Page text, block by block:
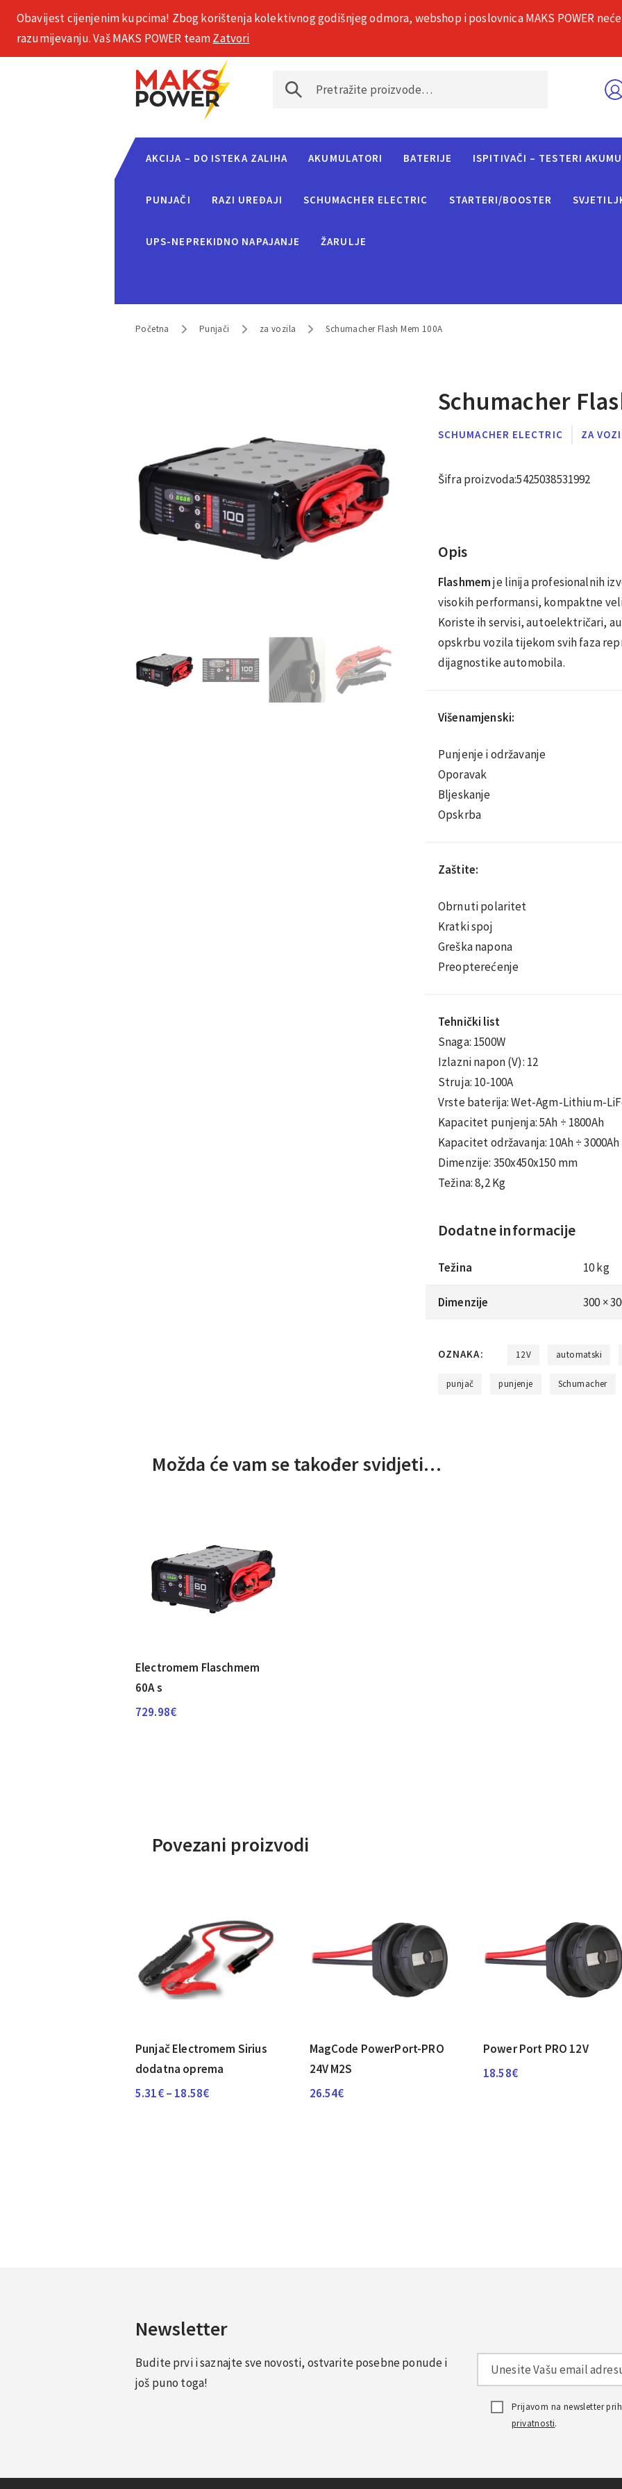
+385 1 2002 575 O nama
AKCIJA – DO ISTEKA ZALIHA AKUMULATORI BATERIJE ISPITIVAČI – TESTERI
PUNJAČI RAZI UREĐAJI SCHUMACHER ELECTRIC STARTERI/BOOSTER
UPS-NEPREKIDNO NAPAJANJE ŽARULJE
Početna Punjači za vozila Schumacher Flash Mem 100A
Schumacher
SCHUMACHER ELECTRIC ZA
Šifra proizvoda:5425038531992
Opis
Flashmemje linija profesionalnih
visokih performansi, kompaktne
Koriste ih servisi, autoelektričari,
opskrbu vozila tijekom svih faza
dijagnostike automobila.
Višenamjenski:
Punjenje i održavanje
Oporavak
Bljeskanje
Opskrba
Zaštite:
Obrnuti polaritet
Kratki spoj
Greška napona
Preopterećenje
Tehnički list
Snaga: 1500W
Izlazni napon (V): 12
Struja: 10-100A
Vrste baterija: Wet-Agm-Lithium-
Kapacitet punjenja: 5Ah ÷ 1800Ah
Kapacitet održavanja: 10Ah ÷ 3000Ah
Dimenzije: 350x450x150 mm
Težina: 8,2 Kg
Dodatne informacije
Težina 10 kg
Dimenzije 300 ×
OZNAKA: 12V automatski
punjač punjenje Schumacher
Možda će vam se također svidjeti…
Electromem Flaschmem
60A s
729.98€
Povezani proizvodi
Punjač Electromem Sirius
dodatna oprema
5.31€– 18.58€Raspon
MagCode PowerPort-PRO
24V M2S
26.54€
Power Port PRO 12V
18.58€
Newsletter
Budite prvi i saznajte sve novosti, ostvarite posebne ponude i
još puno toga!
Prijavom na newsletter
privatnosti.
Obavijest cijenjenim kupcima! Zbog korištenja kolektivnog godišnjeg odmora, webshop i poslovnica MAKS POWER neće
razumijevanju. Vaš MAKS POWER teamZatvori